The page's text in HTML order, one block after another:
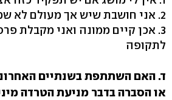
2. אני חושבת שיש אך מעולם לא שמעתי עליו
3. אכן קיים ממונה ואני מקבלת
לתקופה
ד. האם השתתפת בשנתיים
או הסברה בדבר מניעת הטרדה